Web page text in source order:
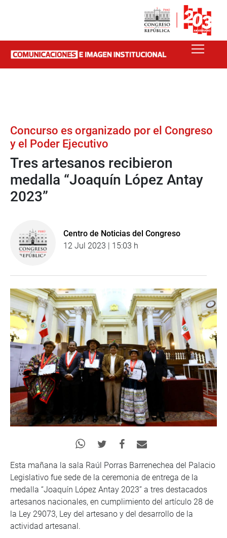
Concurso es organizado por el Congreso
y el Poder Ejecutivo
Tres artesanos recibieron
medalla “Joaquín López Antay
2023”
Centro de Noticias del Congreso
12 Jul 2023 | 15:03 h
Esta mañana la sala Raúl Porras Barrenechea del Palacio
Legislativo fue sede de la ceremonia de entrega de la
medalla “Joaquín López Antay 2023” a tres destacados
artesanos nacionales, en cumplimiento del artículo 28 de
la Ley 29073, Ley del artesano y del desarrollo de la
actividad artesanal.